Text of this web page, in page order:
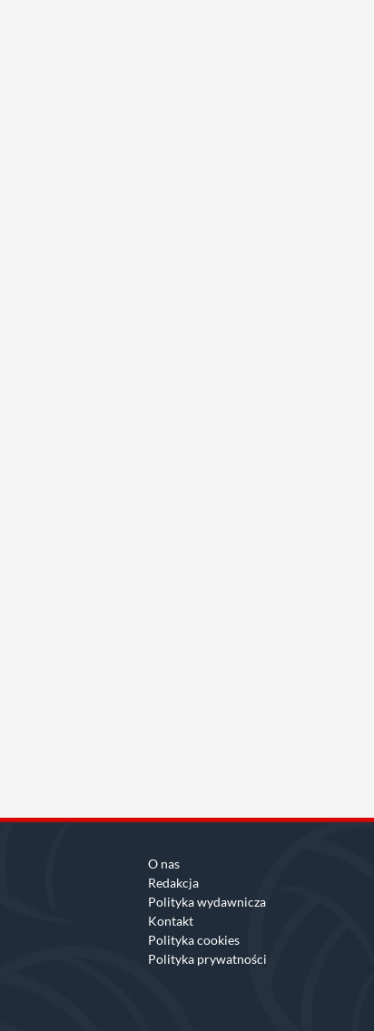
O nas
Redakcja
Polityka wydawnicza
Kontakt
Polityka cookies
Polityka prywatności